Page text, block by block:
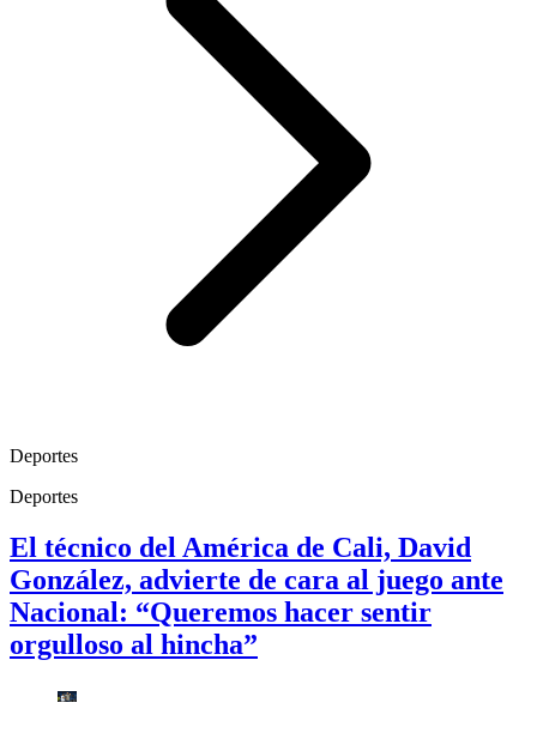
Deportes
Deportes
El técnico del América de Cali, David
González, advierte de cara al juego ante
Nacional: “Queremos hacer sentir
orgulloso al hincha”